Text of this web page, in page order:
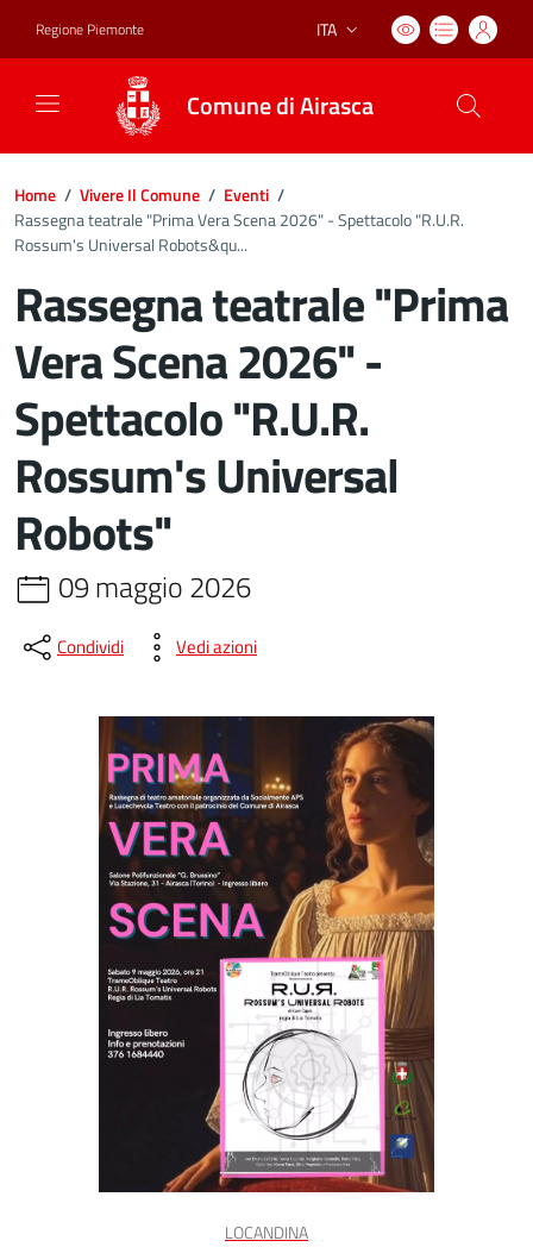
Regione Piemonte Lingua attiva:
ITA
Comune di Airasca
Home / Vivere Il Comune / Eventi /
Rassegna teatrale "Prima Vera Scena 2026" - Spettacolo "R.U.R.
Rossum's Universal Robots&qu...
Rassegna teatrale "Prima
Vera Scena 2026" -
Spettacolo "R.U.R.
Rossum's Universal
Robots"
09 maggio 2026
Condividi Vedi azioni
LOCANDINA